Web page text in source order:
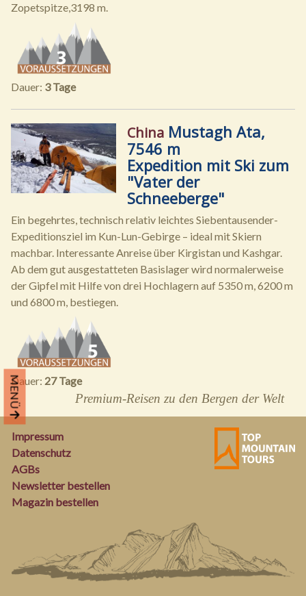
MENÜ
Zopetspitze,3198 m.
Dauer: 3 Tage
China Mustagh Ata,
7546 m
Expedition mit Ski zum
"Vater der
Schneeberge"
Ein begehrtes, technisch relativ leichtes Siebentausender-
Expeditionsziel im Kun-Lun-Gebirge – ideal mit Skiern
machbar. Interessante Anreise über Kirgistan und Kashgar.
Ab dem gut ausgestatteten Basislager wird normalerweise
der Gipfel mit Hilfe von drei Hochlagern auf 5350 m, 6200 m
und 6800 m, bestiegen.
Dauer: 27 Tage
Premium-Reisen zu den Bergen der Welt
Impressum
Datenschutz
AGBs
Newsletter bestellen
Magazin bestellen